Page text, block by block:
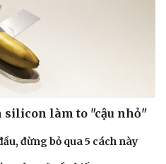
silicon làm to "cậu nhỏ"
đừng bỏ qua 5 cách này